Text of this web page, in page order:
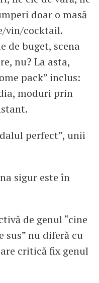
doar o masă
vin/cocktail.
de buget, scena
nu? La asta,
pack” inclus:
moduri prin
perfect”, unii
sigur este în
de genul “cine
sus” nu diferă cu
critică fix genul